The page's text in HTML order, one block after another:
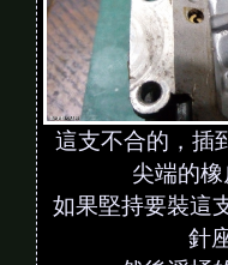
這支不合的，插
尖端的
如果堅持要裝這
針